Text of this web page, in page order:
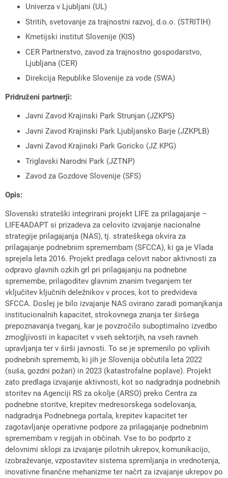
Univerza v Ljubljani (UL)
Stritih, svetovanje za trajnostni razvoj, d.o.o. (STRITIH)
Kmetijski institut Slovenije (KIS)
CER Partnerstvo, zavod za trajnostno gospodarstvo,
Ljubljana (CER)
Direkcija Republike Slovenije za vode (SWA)
Pridruženi partnerji:
Javni Zavod Krajinski Park Strunjan (JZKPS)
Javni Zavod Krajinski Park Ljubljansko Barje (JZKPLB)
Javni Zavod Krajinski Park Goricko (JZ KPG)
Triglavski Narodni Park (JZTNP)
Zavod za Gozdove Slovenije (SFS)
Opis:
Slovenski strateški integrirani projekt LIFE za prilagajanje –
LIFE4ADAPT si prizadeva za celovito izvajanje nacionalne
strategije prilagajanja (NAS), tj. strateškega okvira za
prilagajanje podnebnim spremembam (SFCCA), ki ga je Vlada
sprejela leta 2016. Projekt predlaga celovit nabor aktivnosti za
odpravo glavnih ozkih grl pri prilagajanju na podnebne
spremembe, prilagoditev glavnim znanim tveganjem ter
vključitev ključnih deležnikov v proces, kot to predvideva
SFCCA. Doslej je bilo izvajanje NAS ovirano zaradi pomanjkanja
institucionalnih kapacitet, strokovnega znanja ter širšega
prepoznavanja tveganj, kar je povzročilo suboptimalno izvedbo
zmogljivosti in kapacitet v vseh sektorjih, na vseh ravneh
upravljanja ter v širši javnosti. To se je spremenilo po vplivih
podnebnih sprememb, ki jih je Slovenija občutila leta 2022
(suša, gozdni požari) in 2023 (katastrofalne poplave). Projekt
zato predlaga izvajanje aktivnosti, kot so nadgradnja podnebnih
storitev na Agenciji RS za okolje (ARSO) preko Centra za
podnebne storitve, krepitev medresorskega sodelovanja,
nadgradnja Podnebnega portala, krepitev kapacitet ter
zagotavljanje operativne podpore za prilagajanje podnebnim
spremembam v regijah in občinah. Vse to bo podprto z
delovnimi sklopi za izvajanje pilotnih ukrepov, komunikacijo,
izobraževanje, vzpostavitev sistema spremljanja in vrednotenja,
inovativne finančne mehanizme ter načrt za izvajanje ukrepov po